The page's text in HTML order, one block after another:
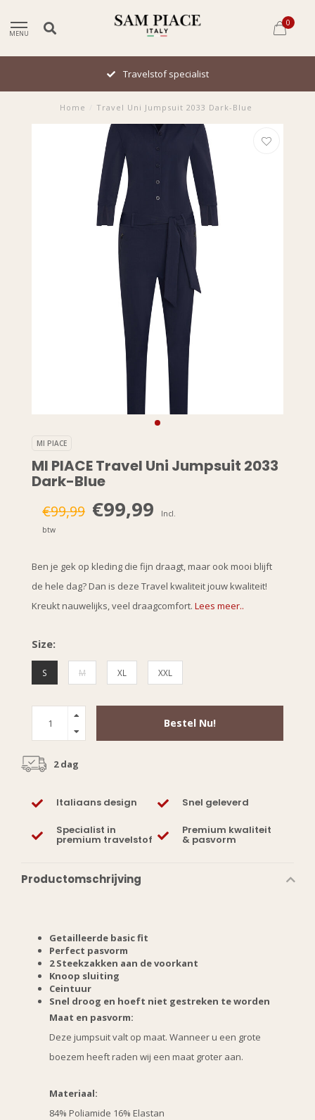
MENU
0
Travelstof specialist
Home Travel Uni Jumpsuit 2033 Dark-Blue
MI PIACE
MI PIACE Travel Uni Jumpsuit 2033
Dark-Blue
€99,99 €99,99
Incl.
btw
Ben je gek op kleding die fijn draagt, maar ook mooi blijft
de hele dag? Dan is deze Travel kwaliteit jouw kwaliteit!
Kreukt nauwelijks, veel draagcomfort. Lees meer..
Size:
S M XL XXL
Bestel Nu!
2 dag
Italiaans design Snel geleverd
Specialist in
premium travelstof
Premium kwaliteit
& pasvorm
Productomschrijving
Getailleerde basic fit
Perfect pasvorm
2 Steekzakken aan de voorkant
Knoop sluiting
Ceintuur
Snel droog en hoeft niet gestreken te worden
Maat en pasvorm:
Deze jumpsuit valt op maat. Wanneer u een grote
boezem heeft raden wij een maat groter aan.
Materiaal:
84% Poliamide 16% Elastan